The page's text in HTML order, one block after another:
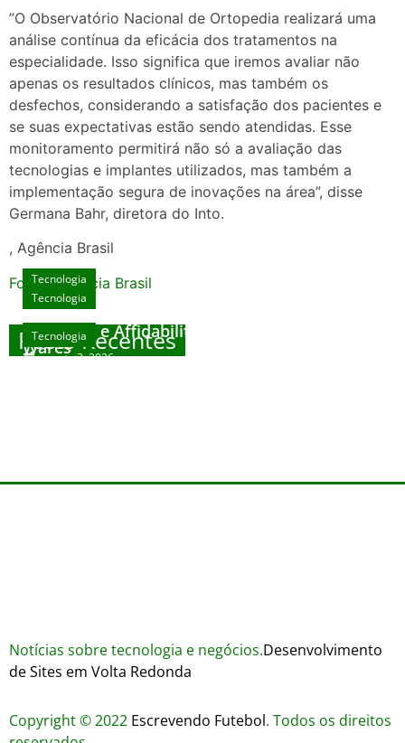
”O Observatório Nacional de Ortopedia realizará uma
análise contínua da eficácia dos tratamentos na
especialidade. Isso significa que iremos avaliar não
apenas os resultados clínicos, mas também os
desfechos, considerando a satisfação dos pacientes e
se suas expectativas estão sendo atendidas. Esse
monitoramento permitirá não só a avaliação das
tecnologias e implantes utilizados, mas também a
implementação segura de inovações na área”, disse
Germana Bahr, diretora do Into.
, Agência Brasil
Fonte: Agencia Brasil
Posts Recentes
Tecnologia
Unlock Exclusive Rewards at The Big Dog
House
agosto 3, 2026
Tecnologia
Sicurezza e Affidabilità di Mr Nulls Wicked
Wares
Tecnologia
Tecnologia
Notícias sobre tecnologia e negócios.Desenvolvimento
de Sites em Volta Redonda
Copyright © 2022 Escrevendo Futebol. Todos os direitos